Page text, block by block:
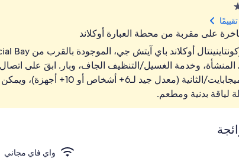
ملاءات للفراش لا تسبب الحساسية وميني
على مقربة من محطة العبارة أوكلاند
وخدمة الغسيل/التنظيف الجاف، وبار. ابقَ على
بسرعة 500+ ميجابايت/الثانية
لياقة بدنية ومطعم.
واي فاي مجاني